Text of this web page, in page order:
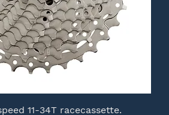
11-34T racecassette.